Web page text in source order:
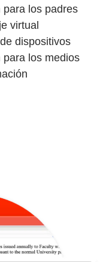
para los padres
virtual
dispositivos
para los medios